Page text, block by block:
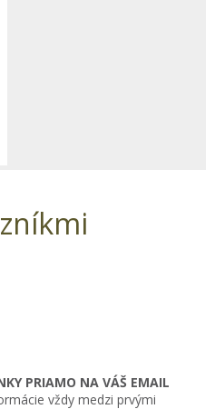
PRIAMO NA VÁŠ EMAIL
vždy medzi prvými